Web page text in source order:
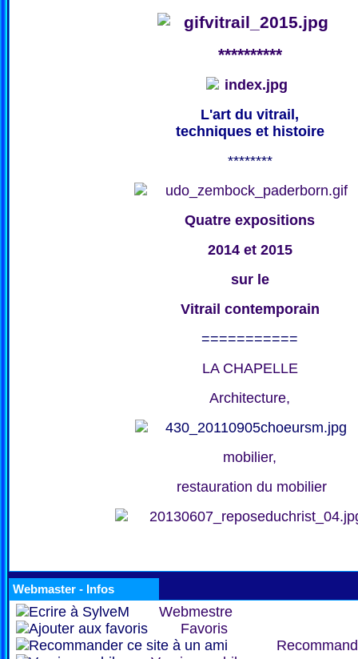
**********
L'art du vitrail,
techniques et histoire
********
Quatre expositions
2014 et 2015
sur le
Vitrail contemporain
===========
LA CHAPELLE
Architecture,
mobilier,
restauration du mobilier
Webmaster - Infos
Webmestre
Favoris